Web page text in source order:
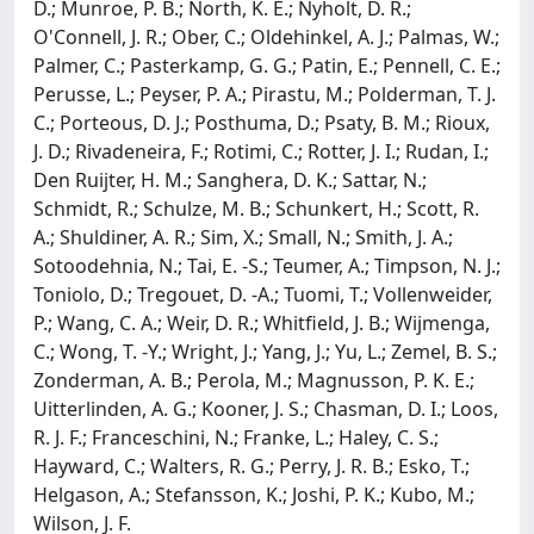
D.; Munroe, P. B.; North, K. E.; Nyholt, D. R.;
O'Connell, J. R.; Ober, C.; Oldehinkel, A. J.; Palmas, W.;
Palmer, C.; Pasterkamp, G. G.; Patin, E.; Pennell, C. E.;
Perusse, L.; Peyser, P. A.; Pirastu, M.; Polderman, T. J.
C.; Porteous, D. J.; Posthuma, D.; Psaty, B. M.; Rioux,
J. D.; Rivadeneira, F.; Rotimi, C.; Rotter, J. I.; Rudan, I.;
Den Ruijter, H. M.; Sanghera, D. K.; Sattar, N.;
Schmidt, R.; Schulze, M. B.; Schunkert, H.; Scott, R.
A.; Shuldiner, A. R.; Sim, X.; Small, N.; Smith, J. A.;
Sotoodehnia, N.; Tai, E. -S.; Teumer, A.; Timpson, N. J.;
Toniolo, D.; Tregouet, D. -A.; Tuomi, T.; Vollenweider,
P.; Wang, C. A.; Weir, D. R.; Whitfield, J. B.; Wijmenga,
C.; Wong, T. -Y.; Wright, J.; Yang, J.; Yu, L.; Zemel, B. S.;
Zonderman, A. B.; Perola, M.; Magnusson, P. K. E.;
Uitterlinden, A. G.; Kooner, J. S.; Chasman, D. I.; Loos,
R. J. F.; Franceschini, N.; Franke, L.; Haley, C. S.;
Hayward, C.; Walters, R. G.; Perry, J. R. B.; Esko, T.;
Helgason, A.; Stefansson, K.; Joshi, P. K.; Kubo, M.;
Wilson, J. F.